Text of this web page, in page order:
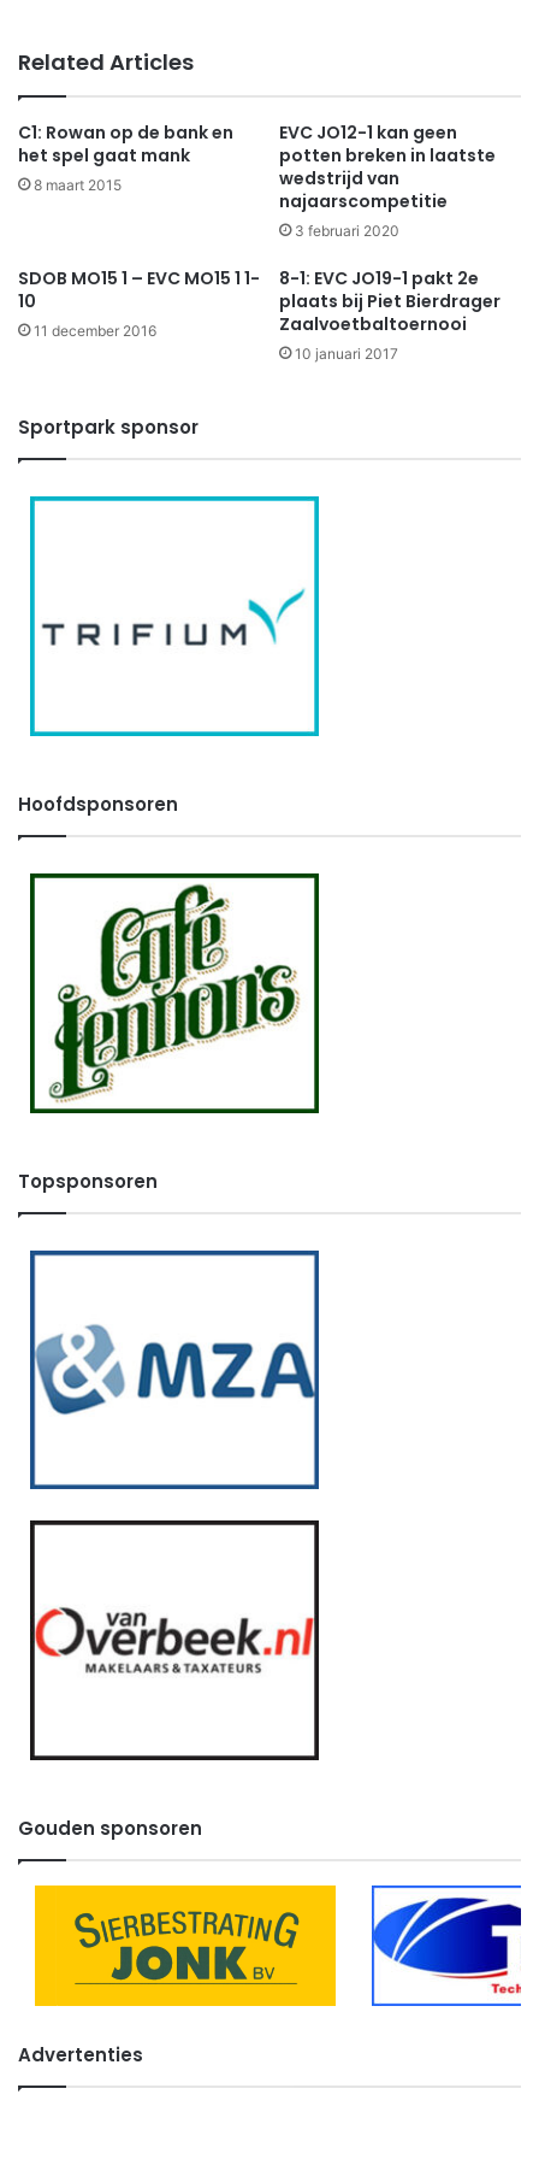
Related Articles
C1: Rowan op de bank en
het spel gaat mank
8 maart 2015
EVC JO12-1 kan geen
potten breken in laatste
wedstrijd van
najaarscompetitie
3 februari 2020
SDOB MO15 1 – EVC MO15 1 1-
10
11 december 2016
8-1: EVC JO19-1 pakt 2e
plaats bij Piet Bierdrager
Zaalvoetbaltoernooi
10 januari 2017
Sportpark sponsor
Hoofdsponsoren
Topsponsoren
Gouden sponsoren
Advertenties